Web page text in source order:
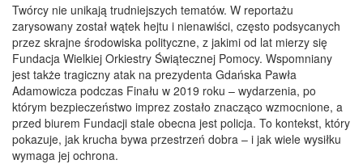
Twórcy nie unikają trudniejszych tematów. W reportażu
zarysowany został wątek hejtu i nienawiści, często podsycanych
przez skrajne środowiska polityczne, z jakimi od lat mierzy się
Fundacja Wielkiej Orkiestry Świątecznej Pomocy. Wspomniany
jest także tragiczny atak na prezydenta Gdańska Pawła
Adamowicza podczas Finału w 2019 roku – wydarzenia, po
którym bezpieczeństwo imprez zostało znacząco wzmocnione, a
przed biurem Fundacji stale obecna jest policja. To kontekst, który
pokazuje, jak krucha bywa przestrzeń dobra – i jak wiele wysiłku
wymaga jej ochrona.